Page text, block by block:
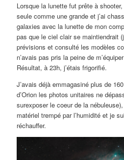
Lorsque la lunette fut prête à
seule comme une grande et j’ai
galaxies avec la lunette de mon
pas que le ciel clair se maintiendrait
prévisions et consulté les modèles
n’avais pas pris la peine de
Résultat, à 23h, j’étais frigorifié.
J’avais déjà emmagasiné plus de
d’Orion les photos unitaires ne
surexposer le coeur de la
matériel trempé par l’humidité et je
réchauffer.